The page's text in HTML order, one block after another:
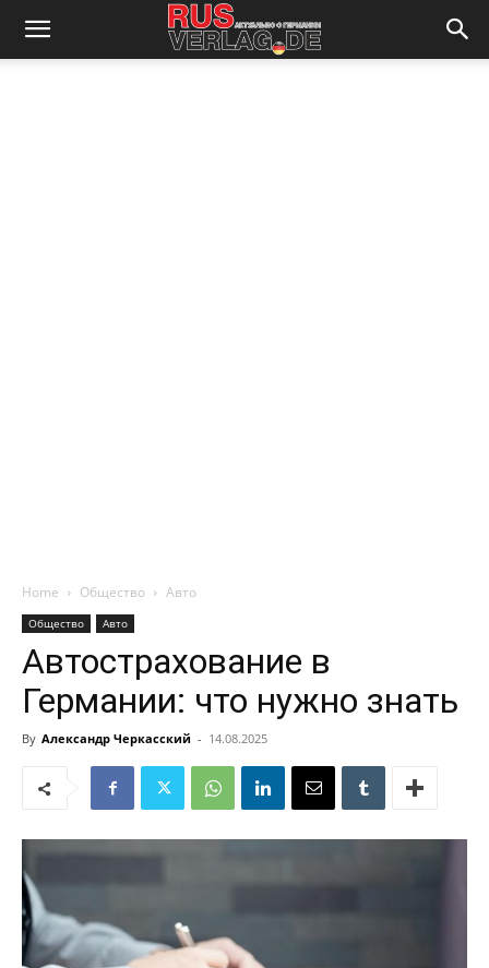
Home Общество Авто
Общество Авто
Автострахование в
Германии: что нужно знать
By Александр Черкасский - 14.08.2025